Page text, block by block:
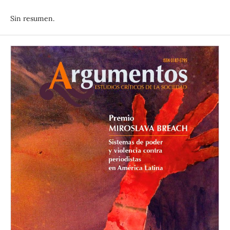
Sin resumen.